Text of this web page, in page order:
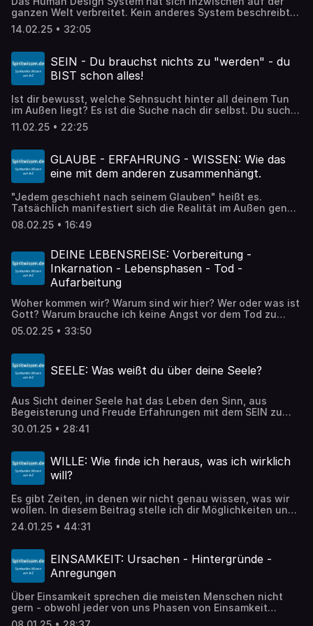
ganzen Welt verbreitet. Kein anderes System beschreibt
derartig genau, mit welchen Charaktereigenschaften und
Potentialen ein Mensch ausgestattet wurde. Wer an
System ein komplexes und extrem tiefgründiges System,
dass unser Wesen als Mensch beschreibt.
14.02.25 • 32:05
SEIN - Du brauchst nichts zu "werden" - du
BIST schon alles!
Ist dir bewusst, welche Sehnsucht hinter all deinem Tun
im Außen liegt? Es ist die Suche nach dir selbst. Du suchst
nach Liebe, nach wahrem Glück finden und einer Welt des
Friedens. Und obwohl dir diese Dinge ganz nah und leicht
Außen. Mit diesem Beitrag möchte ich dir an das
Wichtigste erinnern, was es in unserem Leben zu
entdecken gilt: Wer du wirklich bist und was dich in
11.02.25 • 22:25
GLAUBE - ERFAHRUNG - WISSEN: Wie das
eine mit dem anderen zusammenhängt.
"Jedem geschieht nach seinem Glauben" heißt es.
Tatsächlich manifestiert sich die Realität im Außen genau
so, wie du es durch deinen Glauben programmiert hast.
Wenn du an etwas NICHT GLAUBST, verhinderst du in der
WISSEN führen könnte. Erfahre mehr über die
Zusammenhänge in diesem Beitrag!
08.02.25 • 16:49
DEINE LEBENSREISE: Vorbereitung -
Inkarnation - Lebensphasen - Tod -
Aufarbeitung
Woher kommen wir? Warum sind wir hier? Wer oder was ist
Gott? Warum brauche ich keine Angst vor dem Tod zu
haben? In diesem Beitrag gehe ich auf diese und weitere
Fragen ein und zeige dir den großen Rahmen auf, in dem
05.02.25 • 33:50
SEELE: Was weißt du über deine Seele?
Aus Sicht deiner Seele hat das Leben den Sinn, aus
Begeisterung und Freude Erfahrungen mit dem SEIN zu
machen. Deine Seele ist auch nicht an Wissen
interessiert, sondern an gefühlsmäßigen Erfahrungen. Die
lautet daher: "Wie fühlt sich mein Leben und die JETZIGE
Situation, in der ich gerade bin, an?"
30.01.25 • 28:41
WILLE: Wie finde ich heraus, was ich wirklich
will?
Es gibt Zeiten, in denen wir nicht genau wissen, was wir
wollen. In diesem Beitrag stelle ich dir Möglichkeiten und
Methoden vor, die dir bei der Beantwortung dieser sehr
persönlichen Frage helfen können.
24.01.25 • 44:31
EINSAMKEIT: Ursachen - Hintergründe -
Anregungen
Über Einsamkeit sprechen die meisten Menschen nicht
gern - obwohl jeder von uns Phasen von Einsamkeit
mindestens zeitweise erlebt. In diesem Beitrag geht es um